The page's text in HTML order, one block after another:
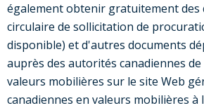
également obtenir gratuitement des
circulaire de sollicitation de
disponible) et d'autres documents
auprès des autorités canadiennes
valeurs mobilières sur le site Web
canadiennes en valeurs mobilières à